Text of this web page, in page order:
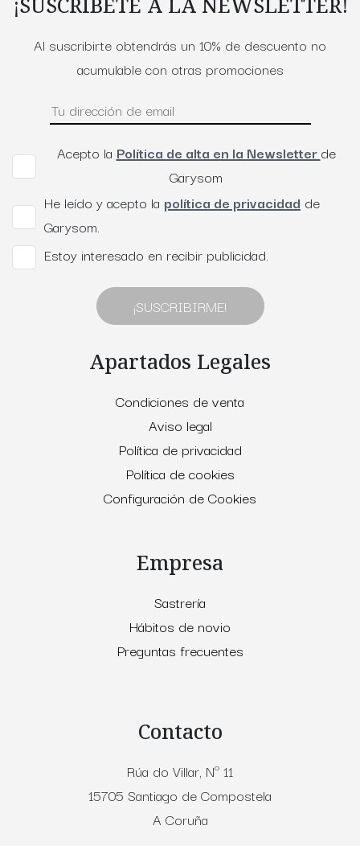
Al suscribirte obtendrás un 10% de descuento no
acumulable con otras promociones
Acepto la Política de alta en la Newsletterde
Garysom
He leído y acepto la política de privacidad de
Garysom.
Estoy interesado en recibir publicidad.
¡SUSCRIBIRME!
Apartados Legales
Condiciones de venta
Aviso legal
Política de privacidad
Política de cookies
Configuración de Cookies
Empresa
Sastrería
Hábitos de novio
Preguntas frecuentes
Contacto
Rúa do Villar, Nº 11
15705 Santiago de Compostela
A Coruña